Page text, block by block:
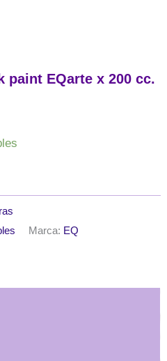
paint EQarte x 200 cc.
Marca: EQ